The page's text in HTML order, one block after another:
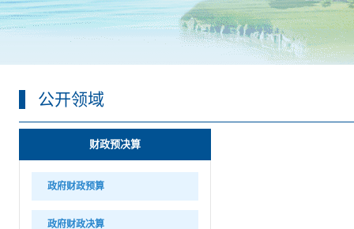
公开领域
财政预决算
政府财政预算
政府财政决算